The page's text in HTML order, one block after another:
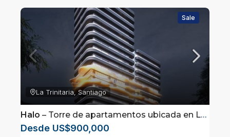
Sale
La Trinitaria, Santiago
Halo – Torre de apartamentos ubicada en La Trinitaria, Santiago, República Dominicana.
Desde US$900,000